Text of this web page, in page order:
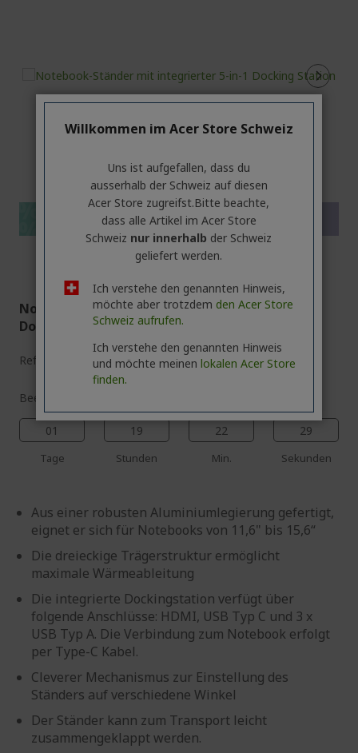
Save more with code
Notebook-Ständer mit integrierter 5-in-1
Docking Station
Referenz HP.DSCAB.012
Beeilen Sie sich! Der Code MYSTERY läuft ab in:
01
Tage
19
Stunden
22
Min.
28
Sekunden
Aus einer robusten Aluminiumlegierung gefertigt,
eignet er sich für Notebooks von 11,6" bis 15,6“
Die dreieckige Trägerstruktur ermöglicht
maximale Wärmeableitung
Die integrierte Dockingstation verfügt über
folgende Anschlüsse: HDMI, USB Typ C und 3 x
USB Typ A. Die Verbindung zum Notebook erfolgt
per Type-C Kabel.
Cleverer Mechanismus zur Einstellung des
Ständers auf verschiedene Winkel
Der Ständer kann zum Transport leicht
zusammengeklappt werden.
Willkommen im Acer Store Schweiz
Uns ist aufgefallen, dass du
ausserhalb ​der Schweiz auf diesen
Acer Store zugreifst.​Bitte beachte,
dass alle Artikel im Acer Store
Schweiz nur innerhalb der Schweiz
geliefert werden.
Ich verstehe den genannten Hinweis,
möchte aber trotzdem den Acer Store
Schweiz aufrufen.
Ich verstehe den genannten Hinweis
und möchte meinen lokalen Acer Store
finden.